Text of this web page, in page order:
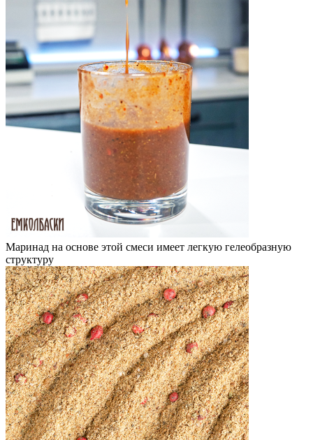
Маринад на основе этой смеси имеет легкую гелеобразную
структуру